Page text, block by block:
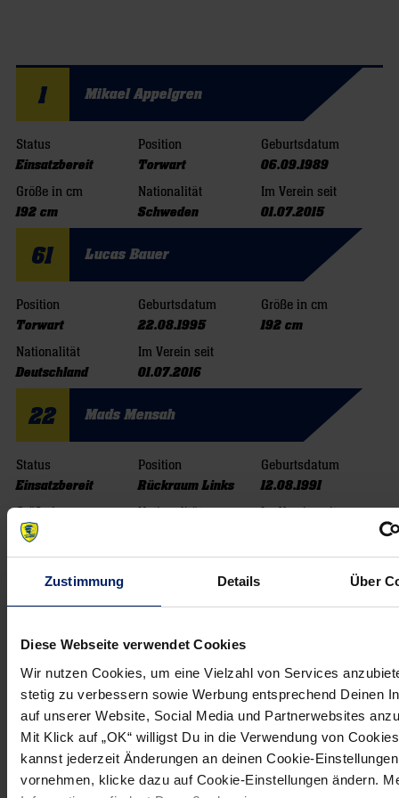
Zustimmung Details Über
Diese Webseite verwendet Cookies
Wir nutzen Cookies, um eine Vielzahl von Services
stetig zu verbessern sowie Werbung entsprechend Deinen
auf unserer Website, Social Media und Partnerwebsites
Mit Klick auf „OK“ willigst Du in die Verwendung von
kannst jederzeit Änderungen an deinen Cookie-Einstellungen
vornehmen, klicke dazu auf Cookie-Einstellungen ändern.
1 Mikael Appelgren
Status
Einsatzbereit
Position
Torwart
Geburtsdatum
06.09.1989
Größe in cm
192 cm
Nationalität
Schweden
Im Verein seit
01.07.2015
61 Lucas Bauer
Position
Torwart
Geburtsdatum
22.08.1995
Größe in cm
192 cm
Nationalität
Deutschland
Im Verein seit
01.07.2016
22 Mads Mensah
Status
Einsatzbereit
Position
Rückraum Links
Geburtsdatum
12.08.1991
Größe in cm
188 cm
Nationalität
Im Verein seit
28 Filip Taleski
Einsatzbereit
Rückraum Links
Größe in cm
202 cm
Nationalität
Mazedonien
Im Verein seit
01.01.2017
60 Kim Ekdahl Du Rietz
Position
Geburtsdatum
Größe in cm